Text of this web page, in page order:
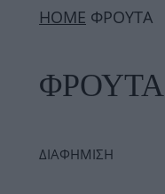
ΗΟΜΕ ΦΡΟΥΤΑ
ΦΡΟΥΤΑ
ΔΙΑΦΗΜΙΣΗ